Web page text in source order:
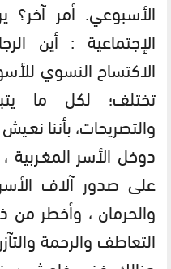
الأسبوعي. أمر آخر؟
الإجتماعية : أين
الاكتساح النسوي
تختلف؛ لكل ما
والتصريحات، بأننا
دوخل الأسر المغـربية
على صدور آلاف
والحرمان ، وأخطر
التعاطف والرحمة